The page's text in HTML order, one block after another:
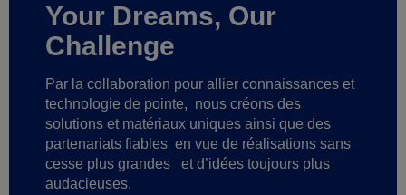
Your Dreams, Our
Challenge
Par la collaboration pour allier connaissances et
technologie de pointe, nous créons des
solutions et matériaux uniques ainsi que des
partenariats fiables en vue de réalisations sans
cesse plus grandes
et d’idées toujours plus
audacieuses.